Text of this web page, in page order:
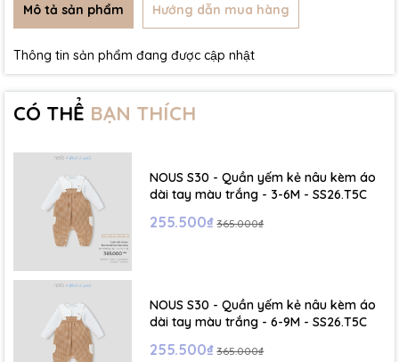
Mô tả sản phẩm Hướng dẫn mua hàng
Thông tin sản phẩm đang được cập nhật
CÓ THỂ BẠN THÍCH
NOUS S30 - Quần yếm kẻ nâu kèm áo
dài tay màu trắng - 3-6M - SS26.T5C
255.500₫ 365.000₫
NOUS S30 - Quần yếm kẻ nâu kèm áo
dài tay màu trắng - 6-9M - SS26.T5C
255.500₫ 365.000₫